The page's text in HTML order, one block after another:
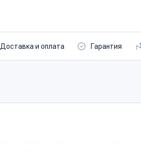
Доставка и оплата Гарантия